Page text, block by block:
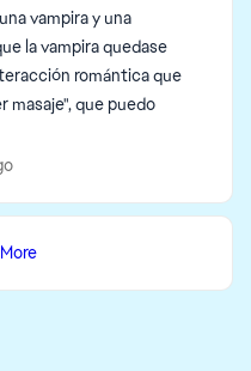
vampira y una
la vampira quedase
romántica que
masaje", que puedo